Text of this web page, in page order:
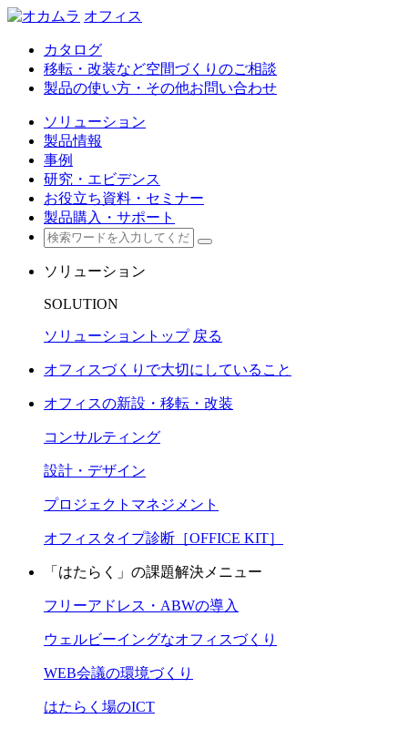
オフィス
カタログ
移転・改装など空間づくりのご相談
製品の使い方・その他お問い合わせ
ソリューション
製品情報
事例
研究・エビデンス
お役立ち資料・セミナー
製品購入・サポート
ソリューション
SOLUTION
ソリューショントップ 戻る
オフィスづくりで大切にしていること
オフィスの新設・移転・改装
コンサルティング
設計・デザイン
プロジェクトマネジメント
オフィスタイプ診断［OFFICE KIT］
「はたらく」の課題解決メニュー
フリーアドレス・ABWの導入
ウェルビーイングなオフィスづくり
WEB会議の環境づくり
はたらく場のICT